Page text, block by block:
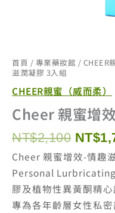
首頁 / 專業藥妝館 / CHEER
滋潤凝膠 3入組
CHEER親蜜（威而柔）
Cheer 親蜜增
NT$2,100 原
始
價
格：
NT$
Cheer 親蜜增效-情趣
Personal
膠及植物性異黃酮精
專為各年齡層女性私